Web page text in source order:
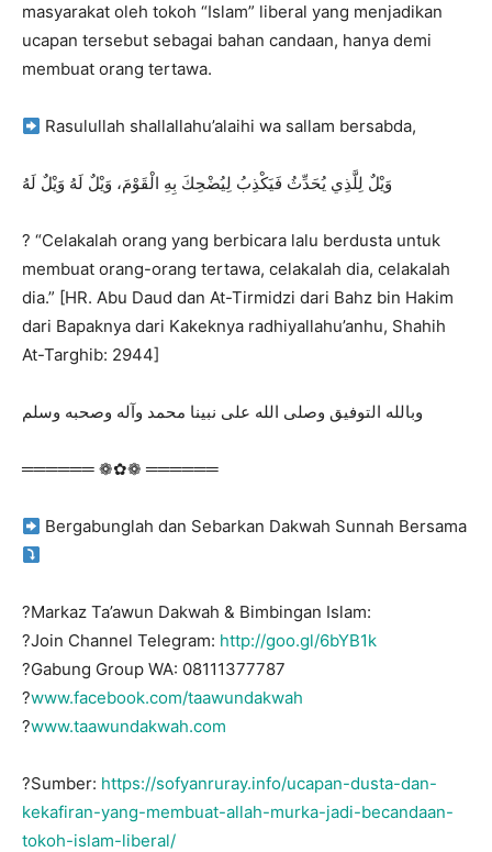
masyarakat oleh tokoh “Islam” liberal yang menjadikan
ucapan tersebut sebagai bahan candaan, hanya demi
membuat orang tertawa.
Rasulullah shallallahu’alaihi wa sallam bersabda,
وَيْلٌ لِلَّذِي يُحَدِّثُ فَيَكْذِبُ لِيُضْحِكَ بِهِ الْقَوْمَ، وَيْلٌ لَهُ وَيْلٌ لَهُ
? “Celakalah orang yang berbicara lalu berdusta untuk
membuat orang-orang tertawa, celakalah dia, celakalah
dia.” [HR. Abu Daud dan At-Tirmidzi dari Bahz bin Hakim
dari Bapaknya dari Kakeknya radhiyallahu’anhu, Shahih
At-Targhib: 2944]
وبالله التوفيق وصلى الله على نبينا محمد وآله وصحبه وسلم
══════ ❁✿❁ ══════
Bergabunglah dan Sebarkan Dakwah Sunnah Bersama
?Markaz Ta’awun Dakwah & Bimbingan Islam:
?Join Channel Telegram: http://goo.gl/6bYB1k
?Gabung Group WA: 08111377787
?www.facebook.com/taawundakwah
?www.taawundakwah.com
?Sumber: https://sofyanruray.info/ucapan-dusta-dan-
kekafiran-yang-membuat-allah-murka-jadi-becandaan-
tokoh-islam-liberal/